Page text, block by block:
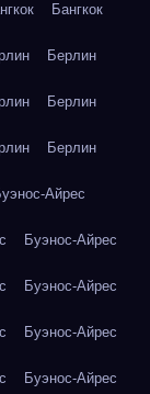
Бангкок
Берлин
Берлин
Берлин
Айрес
Буэнос-Айрес
Буэнос-Айрес
Буэнос-Айрес
Буэнос-Айрес